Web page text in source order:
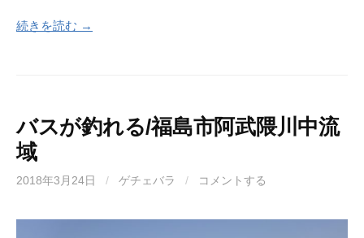
続きを読む →
バスが釣れる/福島市阿武隈川中流
域
2018年3月24日 / ゲチェバラ / コメントする